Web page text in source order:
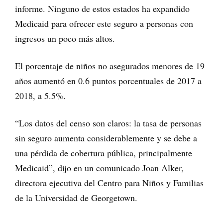
informe. Ninguno de estos estados ha expandido
Medicaid para ofrecer este seguro a personas con
ingresos un poco más altos.
El porcentaje de niños no asegurados menores de 19
años aumentó en 0.6 puntos porcentuales de 2017 a
2018, a 5.5%.
“Los datos del censo son claros: la tasa de personas
sin seguro aumenta considerablemente y se debe a
una pérdida de cobertura pública, principalmente
Medicaid”, dijo en un comunicado Joan Alker,
directora ejecutiva del Centro para Niños y Familias
de la Universidad de Georgetown.